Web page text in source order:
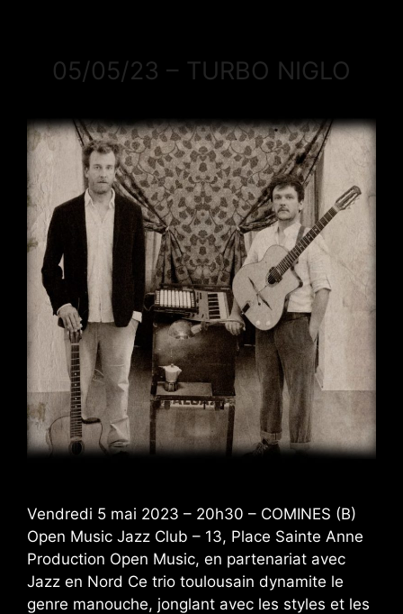
05/05/23 – TURBO NIGLO
Vendredi 5 mai 2023 – 20h30 – COMINES (B)
Open Music Jazz Club – 13, Place Sainte Anne
Production Open Music, en partenariat avec
Jazz en Nord Ce trio toulousain dynamite le
genre manouche, jonglant avec les styles et les